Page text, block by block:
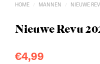
HOME / MANNEN / NIEUWE
Nieuwe Revu
€4,99